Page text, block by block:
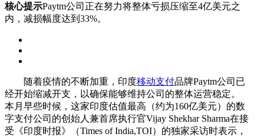
核心提示Paytm公司正在努力将整体亏损压缩至4亿美元之
内，减损幅度达到33%。
随着疫情的不断加重，印度移动支付品牌Paytm公司已
经开始缩减开支，以确保能够维持公司的整体运营稳定。
本月早些时候，这家印度估值最高（约为160亿美元）的数
字支付公司的创始人兼首席执行官Vijay Shekhar Sharma在接
受《印度时报》（Times of India,TOI）的独家采访时表示，